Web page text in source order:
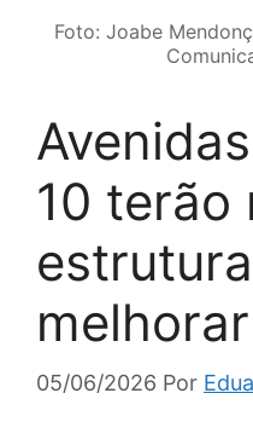
Foto: Joabe
10 terão
05/06/2026 Por